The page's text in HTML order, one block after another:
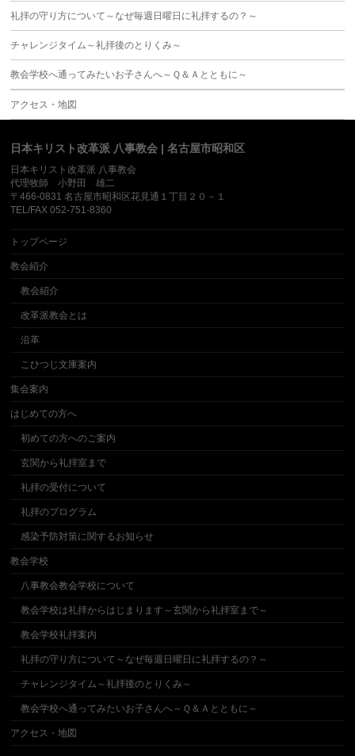
礼拝の守り方について～なぜ毎週日曜日に礼拝するの？～
チャレンジタイム～礼拝後のとりくみ～
教会学校へ通ってみたいお子さんへ～Ｑ＆Ａとともに～
アクセス・地図
日本キリスト改革派 八事教会 | 名古屋市昭和区
日本キリスト改革派 八事教会
代理牧師 小野田 雄二
〒466-0831 名古屋市昭和区花見通１丁目２０－１
TEL/FAX 052-751-8360
トップページ
教会紹介
教会紹介
改革派教会とは
沿革
こひつじ文庫案内
集会案内
はじめての方へ
初めての方へのご案内
玄関から礼拝室まで
礼拝の受付について
礼拝のプログラム
感染予防対策に関するお知らせ
教会学校
八事教会教会学校について
教会学校は礼拝からはじまります～玄関から礼拝室まで～
教会学校礼拝案内
礼拝の守り方について～なぜ毎週日曜日に礼拝するの？～
チャレンジタイム～礼拝後のとりくみ～
教会学校へ通ってみたいお子さんへ～Ｑ＆Ａとともに～
アクセス・地図